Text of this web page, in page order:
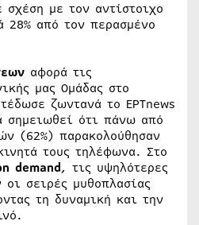
σχέση με τον αντίστοιχο
28% από τον περασμένο
αφορά τις
μας Ομάδας στο
ζωντανά το ΕΡΤnews
σημειωθεί ότι πάνω από
(62%) παρακολούθησαν
τους τηλέφωνα. Στο
demand, τις υψηλότερες
σειρές μυθοπλασίας
τη δυναμική και την